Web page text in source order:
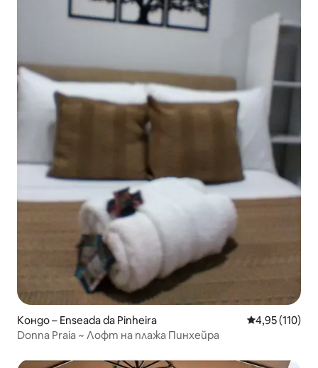
Кондо – Enseada da Pinheira Средна
4,95 (110)
Donna Praia ~ Лофт на плажа Пинхейра